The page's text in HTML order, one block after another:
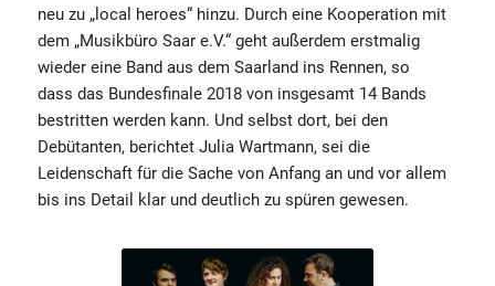
neu zu „local heroes“ hinzu. Durch eine Kooperation mit
dem „Musikbüro Saar e.V.“ geht außerdem erstmalig
wieder eine Band aus dem Saarland ins Rennen, so
dass das Bundesfinale 2018 von insgesamt 14 Bands
bestritten werden kann. Und selbst dort, bei den
Debütanten, berichtet Julia Wartmann, sei die
Leidenschaft für die Sache von Anfang an und vor allem
bis ins Detail klar und deutlich zu spüren gewesen.